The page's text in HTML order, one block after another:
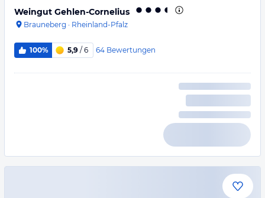
Weingut Gehlen-Cornelius
Brauneberg · Rheinland-Pfalz
100% 5,9 / 6 64 Bewertungen